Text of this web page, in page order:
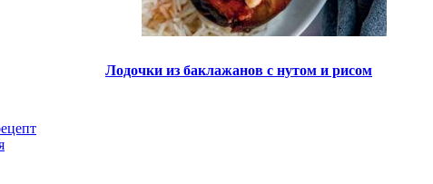
Лодочки из баклажанов с нутом и рисом